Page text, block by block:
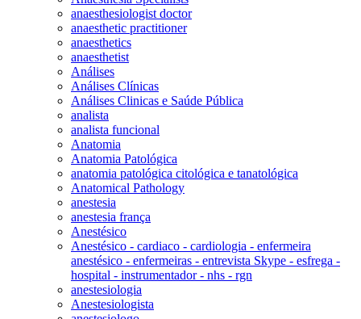
anaesthesiologist doctor
anaesthetic practitioner
anaesthetics
anaesthetist
Análises
Análises Clínicas
Análises Clinicas e Saúde Pública
analista
analista funcional
Anatomia
Anatomia Patológica
anatomia patológica citológica e tanatológica
Anatomical Pathology
anestesia
anestesia frança
Anestésico
Anestésico - cardiaco - cardiologia - enfermeira
anestésico - enfermeiras - entrevista Skype - esfrega -
hospital - instrumentador - nhs - rgn
anestesiologia
Anestesiologista